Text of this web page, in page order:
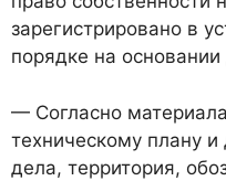
зарегистрировано в
порядке на
— Согласно
техническому плану
дела, территория,